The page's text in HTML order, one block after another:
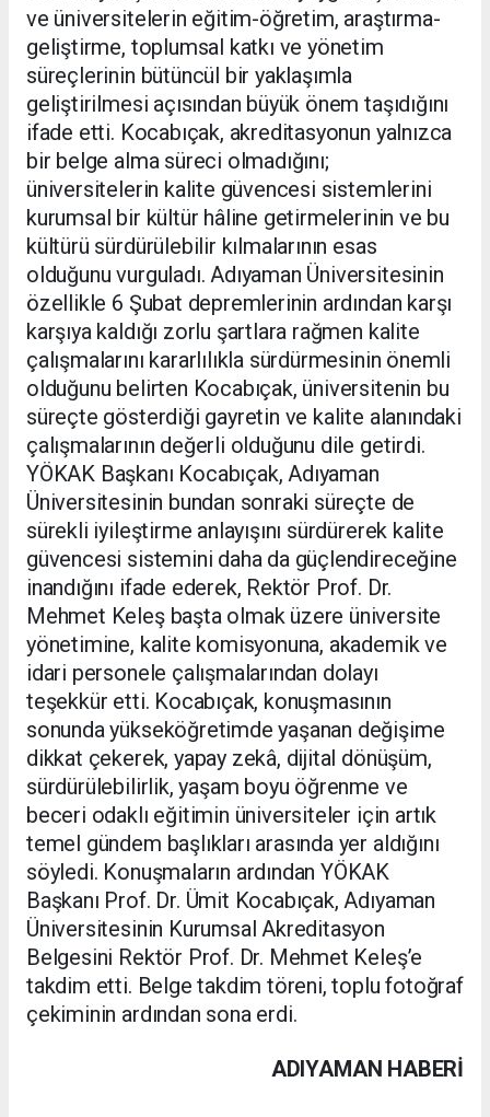
ve üniversitelerin eğitim-öğretim, araştırma-
geliştirme, toplumsal katkı ve yönetim
süreçlerinin bütüncül bir yaklaşımla
geliştirilmesi açısından büyük önem taşıdığını
ifade etti. Kocabıçak, akreditasyonun yalnızca
bir belge alma süreci olmadığını;
üniversitelerin kalite güvencesi sistemlerini
kurumsal bir kültür hâline getirmelerinin ve bu
kültürü sürdürülebilir kılmalarının esas
olduğunu vurguladı. Adıyaman Üniversitesinin
özellikle 6 Şubat depremlerinin ardından karşı
karşıya kaldığı zorlu şartlara rağmen kalite
çalışmalarını kararlılıkla sürdürmesinin önemli
olduğunu belirten Kocabıçak, üniversitenin bu
süreçte gösterdiği gayretin ve kalite alanındaki
çalışmalarının değerli olduğunu dile getirdi.
YÖKAK Başkanı Kocabıçak, Adıyaman
Üniversitesinin bundan sonraki süreçte de
sürekli iyileştirme anlayışını sürdürerek kalite
güvencesi sistemini daha da güçlendireceğine
inandığını ifade ederek, Rektör Prof. Dr.
Mehmet Keleş başta olmak üzere üniversite
yönetimine, kalite komisyonuna, akademik ve
idari personele çalışmalarından dolayı
teşekkür etti. Kocabıçak, konuşmasının
sonunda yükseköğretimde yaşanan değişime
dikkat çekerek, yapay zekâ, dijital dönüşüm,
sürdürülebilirlik, yaşam boyu öğrenme ve
beceri odaklı eğitimin üniversiteler için artık
temel gündem başlıkları arasında yer aldığını
söyledi. Konuşmaların ardından YÖKAK
Başkanı Prof. Dr. Ümit Kocabıçak, Adıyaman
Üniversitesinin Kurumsal Akreditasyon
Belgesini Rektör Prof. Dr. Mehmet Keleş’e
takdim etti. Belge takdim töreni, toplu fotoğraf
çekiminin ardından sona erdi.
ADIYAMAN HABERİ